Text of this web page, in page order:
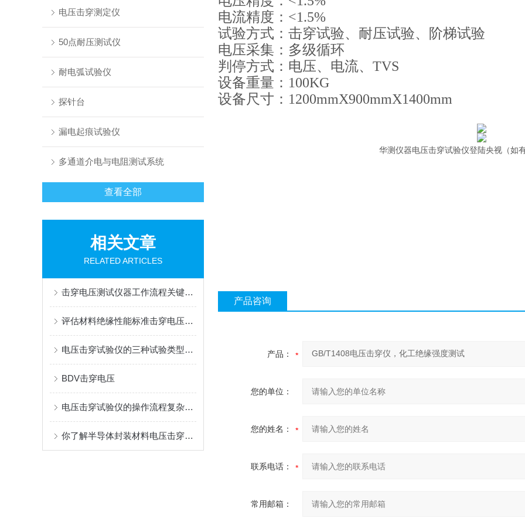
电压击穿测定仪
50点耐压测试仪
耐电弧试验仪
探针台
漏电起痕试验仪
多通道介电与电阻测试系统
查看全部
相关文章
RELATED ARTICLES
击穿电压测试仪器工作流程关键环节说明
评估材料绝缘性能标准击穿电压测试方法全解析
电压击穿试验仪的三种试验类型（击穿试验、阶梯试验、耐压试验）
BDV击穿电压
电压击穿试验仪的操作流程复杂吗？
你了解半导体封装材料电压击穿试验仪的测试原理么？
电流精度：<1.5%
试验方式：击穿试验、耐压试验、阶梯试验
电压采集：多级循环
判停方式：电压、电流、TVS
设备重量：100KG
设备尺寸：1200mmX900mmX1400mm
华测仪器电压击穿试验仪登陆央视（如
产品咨询
产品：
您的单位：
您的姓名：
联系电话：
常用邮箱：